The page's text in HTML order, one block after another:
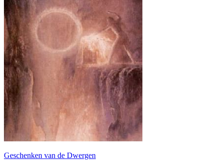
Geschenken van de Dwergen